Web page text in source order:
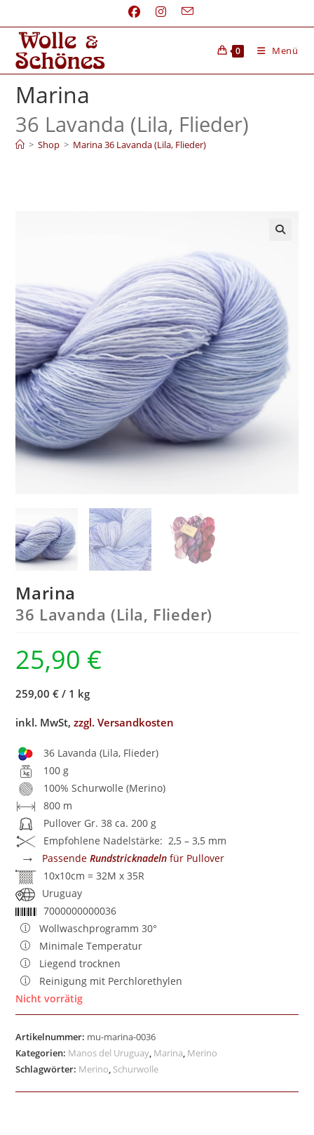
0 Menü
Marina
36 Lavanda (Lila, Flieder)
> Shop > Marina 36 Lavanda (Lila, Flieder)
Marina
36 Lavanda (Lila, Flieder)
25,90 €
259,00 € / 1 kg
inkl. MwSt,zzgl. Versandkosten
36 Lavanda (Lila, Flieder)
100 g
100% Schurwolle (Merino)
800 m
Pullover Gr. 38 ca. 200 g
Empfohlene Nadelstärke: 2,5 – 3,5 mm
→ PassendeRundstricknadeln für Pullover
10x10cm = 32M x 35R
Uruguay
7000000000036
Wollwaschprogramm 30°
Minimale Temperatur
Liegend trocknen
Reinigung mit Perchlorethylen
Nicht vorrätig
Artikelnummer: mu-marina-0036
Kategorien: Manos del Uruguay, Marina, Merino
Schlagwörter: Merino, Schurwolle